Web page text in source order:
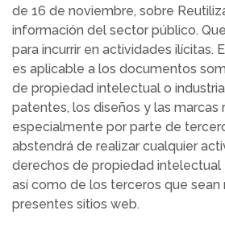
de 16 de noviembre, sobre
información del sector público.
para incurrir en actividades ilícitas.
es aplicable a los documentos
de propiedad intelectual o
patentes, los diseños y las marcas
especialmente por parte de
abstendrá de realizar cualquier
derechos de propiedad intelectual
así como de los terceros que sean
presentes sitios web.